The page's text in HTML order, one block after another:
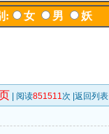
| 阅读851511次 |返回列表